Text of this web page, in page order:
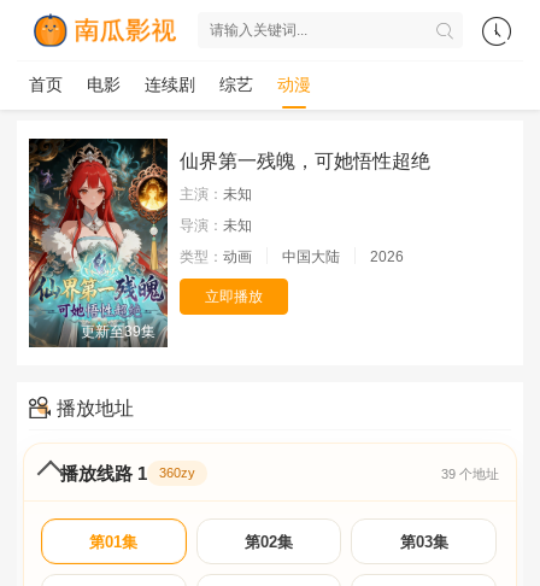
首页 电影 连续剧 综艺 动漫
更新至39集
仙界第一残魄，可她悟性超绝
主演： 未知
导演： 未知
类型： 动画 中国大陆 2026
立即播放
播放地址
播放线路 1 360zy 39 个地址
第01集 第02集 第03集